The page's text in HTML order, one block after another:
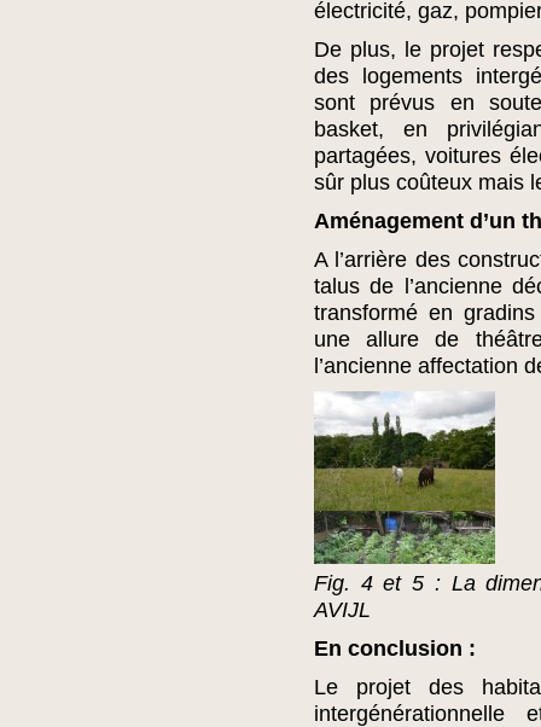
électricité, gaz,
De plus, le projet
des logements
sont prévus en
basket, en
partagées, voitures
sûr plus coûteux mais
Aménagement d’un
A l’arrière des
talus de l’ancienne
transformé en
une allure de
l’ancienne affectation
Fig. 4 et 5 : La
AVIJL
En conclusion :
Le projet des
intergénérationnelle